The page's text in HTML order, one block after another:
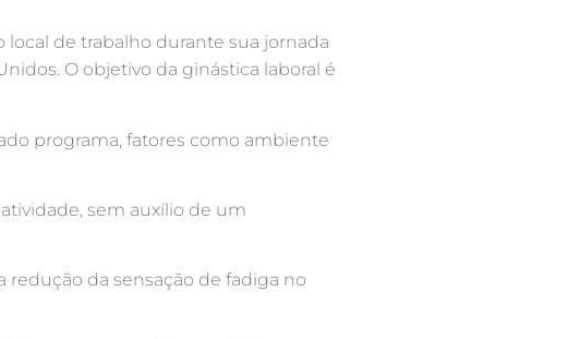
de trabalho durante sua jornada
O objetivo da ginástica laboral é
programa, fatores como ambiente
sem auxílio de um
da sensação de fadiga no